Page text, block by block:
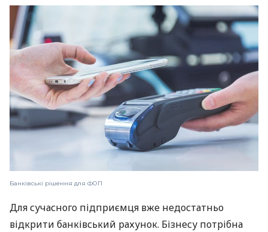
Банківські рішення для ФОП
Для сучасного підприємця вже недостатньо
відкрити банківський рахунок. Бізнесу потрібна